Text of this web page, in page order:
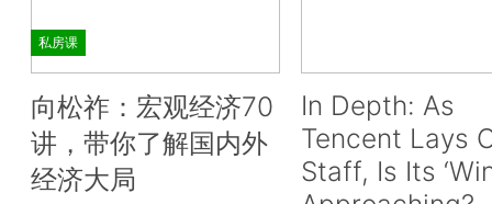
私房课
向松祚：宏观经济70
讲，带你了解国内外
经济大局
In Depth: As
Tencent Lays
Staff, Is Its